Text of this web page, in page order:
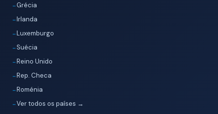
Grécia
Irlanda
Luxemburgo
Suécia
Reino Unido
Rep. Checa
Roménia
Ver todos os países →